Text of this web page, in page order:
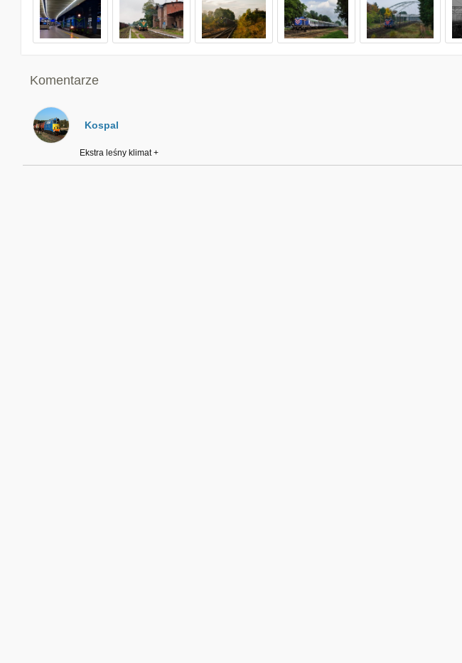
Komentarze
Kospal
Ekstra leśny klimat +